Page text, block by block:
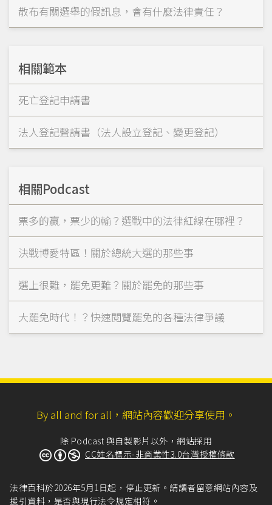
散布有關選舉的假訊息，會有什麼法律責任？
相關範本
死亡登記申請書
法人登記聲請書（法人設立登記、變更登記）
相關Podcast
票多的贏，票少的輸？選戰中的法律紅線在哪裡？
決戰博愛特區！關於總統大選的那些事
選上很難，罷免更難？關於罷免的那些事
大罷免時代！？快速閱覽罷免的各種法律爭議
By all and for all，網站內容歡迎分享使用。
除 Podcast 與自製影片以外，網站採用
CC姓名標示-非商業性3.0台灣授權條款
法律百科於2026年5月1日起，停止更新。請讀者留意網站內容及
援引資料，是否與現行法令規定相符。